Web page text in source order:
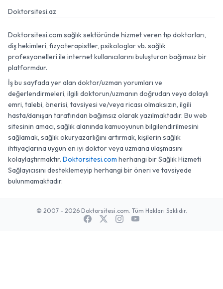
Doktorsitesi.az
Doktorsitesi.com sağlık sektöründe hizmet veren tıp doktorları,
diş hekimleri, fizyoterapistler, psikologlar vb. sağlık
profesyonelleri ile internet kullanıcılarını buluşturan bağımsız bir
platformdur.
İş bu sayfada yer alan doktor/uzman yorumları ve
değerlendirmeleri, ilgili doktorun/uzmanın doğrudan veya dolaylı
emri, talebi, önerisi, tavsiyesi ve/veya ricası olmaksızın, ilgili
hasta/danışan tarafından bağımsız olarak yazılmaktadır. Bu web
sitesinin amacı, sağlık alanında kamuoyunun bilgilendirilmesini
sağlamak, sağlık okuryazarlığını artırmak, kişilerin sağlık
ihtiyaçlarına uygun en iyi doktor veya uzmana ulaşmasını
kolaylaştırmaktır. Doktorsitesi.com herhangi bir Sağlık Hizmeti
Sağlayıcısını desteklemeyip herhangi bir öneri ve tavsiyede
bulunmamaktadır.
© 2007 - 2026 Doktorsitesi.com. Tüm Hakları Saklıdır.